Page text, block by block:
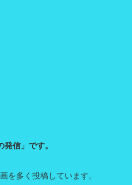
信」です。
を多く投稿しています。